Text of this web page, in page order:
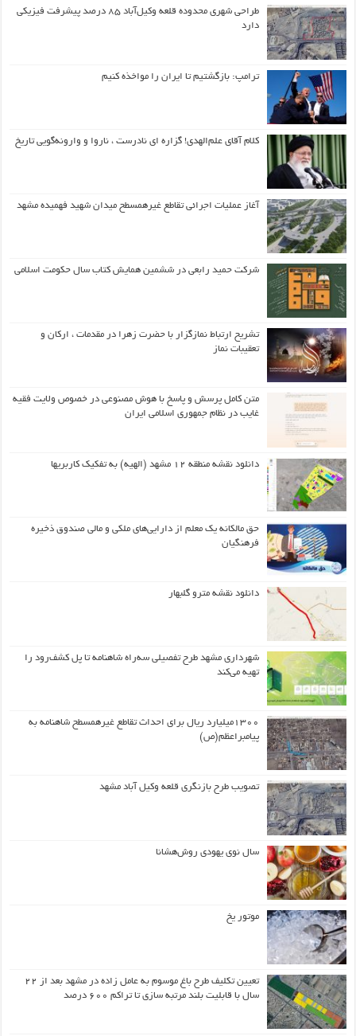
طراحی شهری محدوده قلعه وکیل‌آباد ۸۵ درصد پیشرفت فیزیکی
دارد
ترامپ: بازگشتیم تا ایران را مواخذه کنیم
کلام آقای علم‌الهدی! گزاره ای نادرست ، ناروا و وارونه‌گویی تاریخ
آغاز عملیات اجرائی تقاطع غیرهمسطح میدان شهید فهمیده مشهد
شرکت حمید رابعی در ششمین همایش کتاب سال حکومت اسلامی
تشریح ارتباط نمازگزار با حضرت زهرا در مقدمات ، ارکان و
تعقیبات نماز
متن کامل پرسش و پاسخ با هوش مصنوعی در خصوص ولایت فقیه
غایب در نظام جمهوری اسلامی ایران
دانلود نقشه منطقه ۱۲ مشهد (الهیه) به تفکیک کاربریها
حق مالکانه یک معلم از دارایی‌های ملکی و مالی صندوق ذخیره
فرهنگیان
دانلود نقشه مترو گلبهار
شهرداری مشهد طرح تفصیلی سه‌راه شاهنامه تا پل کشف‌رود را
تهیه می‌کند
۱۳۰۰میلیارد ریال برای احداث تقاطع غیرهمسطح شاهنامه به
پیامبراعظم(ص)
تصویب طرح بازنگری قلعه وکیل آباد مشهد
سال نوی یهودی روش‌هشانا
موتور یخ
تعیین تکلیف طرح باغ موسوم به عامل زاده در مشهد بعد از ۲۲
سال با قابلیت بلند مرتبه سازی تا تراکم ۶۰۰ درصد